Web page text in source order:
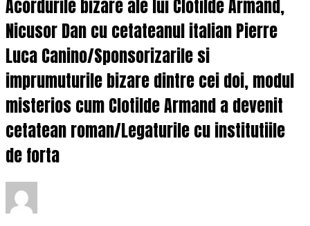
Acordurile bizare ale lui Clotilde Armand,
Nicusor Dan cu cetateanul italian Pierre
Luca Canino/Sponsorizarile si
imprumuturile bizare dintre cei doi, modul
misterios cum Clotilde Armand a devenit
cetatean roman/Legaturile cu institutiile
de forta